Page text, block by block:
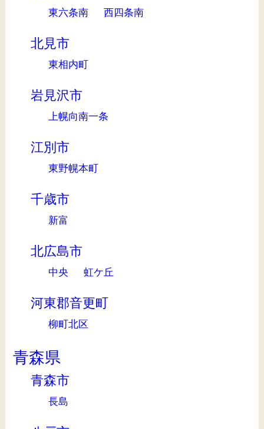
東六条南 西四条南
北見市
東相内町
岩見沢市
上幌向南一条
江別市
東野幌本町
千歳市
新富
北広島市
中央 虹ケ丘
河東郡音更町
柳町北区
青森県
青森市
長島